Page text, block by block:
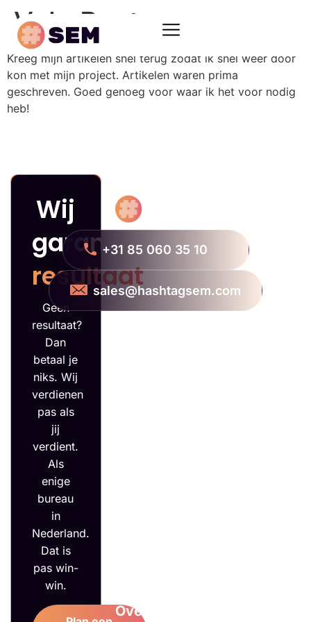
VekaBest
Kreeg mijn artikelen snel terug zodat ik snel weer door
kon met mijn project. Artikelen waren prima
geschreven. Goed genoeg voor waar ik het voor nodig
heb!
Wij
garanderen
resultaat
Geen
resultaat?
Dan
betaal je
niks. Wij
verdienen
pas als
jij
verdient.
Als
enige
bureau
in
Nederland.
Dat is
pas win-
win.
+31 85 060 35 10
sales@hashtagsem.com
Over ons